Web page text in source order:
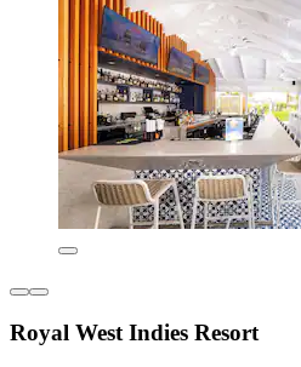
Royal West Indies Resort